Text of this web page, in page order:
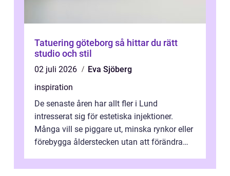
Tatuering göteborg så hittar du rätt
studio och stil
02 juli 2026
Eva Sjöberg
inspiration
De senaste åren har allt fler i Lund
intresserat sig för estetiska injektioner.
Många vill se piggare ut, minska rynkor eller
förebygga ålderstecken utan att förändra